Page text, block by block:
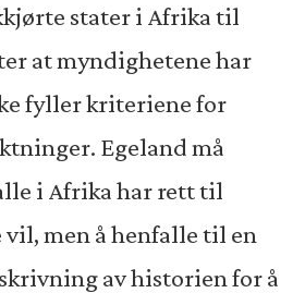
stater i Afrika til
at myndighetene har
fyller kriteriene for
Egeland må
i Afrika har rett til
men å henfalle til en
av historien for å